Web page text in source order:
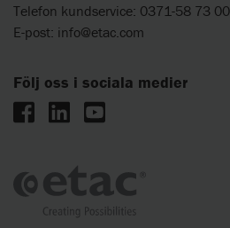
Telefon kundservice: 0371-58 73 00
E-post: info@etac.com
Följ oss i sociala medier